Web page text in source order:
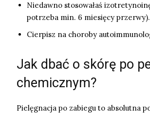
Niedawno stosowałaś
potrzeba min. 6 miesięcy przerwy).
Cierpisz na choroby
Jak dbać o skórę po
chemicznym?
Pielęgnacja po zabiegu to absolutna